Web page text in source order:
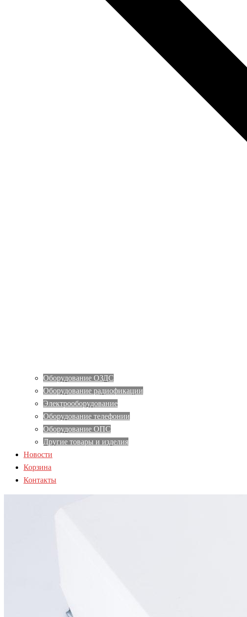
Оборудование ОЗДС
Оборудование радиофикации
Электрооборудование
Оборудование телефонии
Оборудование ОПС
Другие товары и изделия
Новости
Корзина
Контакты